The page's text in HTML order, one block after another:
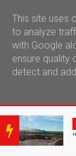
BRE
AKIN
NEW
This site uses
to analyze
with Google
ensure quality
detect and